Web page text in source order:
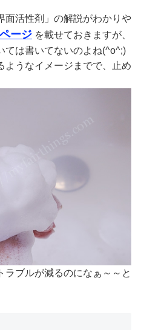
面活性剤」の解説がわかりや
ージ を載せておきますが、
ては書いてないのよね(^o^;)
ようなイメージまでで、止め
ラブルが減るのになぁ～～と